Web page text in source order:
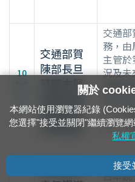
10
2
交通部賀
陳部長旦
蒞臨本局
視察業務
由周局長
永暉陪同
交通
務，
主管於
況及未
賀陳部
意見
力，
質，以
日本銚
關於
本網站使用瀏覽器紀錄
您選擇"接受並關閉"繼續瀏覽
私權
接受